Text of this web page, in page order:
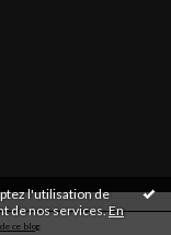
l'utilisation de
de nos services.En
ce blog